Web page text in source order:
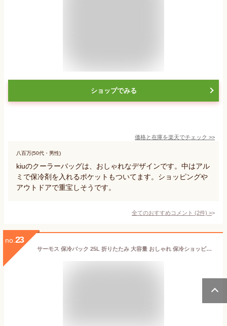
ショップでみる
価格と在庫を楽天でチェック >>
八百万(50代・男性)
kiuのクーラーバッグは、おしゃれなデザインです。中はアル
ミで保冷剤を入れるポケットもついてます。ショッピングや
アウトドアで重宝しそうです。
全てのおすすめコメント (2件) >
no. 23
サーモス 保冷バック 25L 折りたたみ 大容量 おしゃれ 保冷ショッピングバッグ RFI-025